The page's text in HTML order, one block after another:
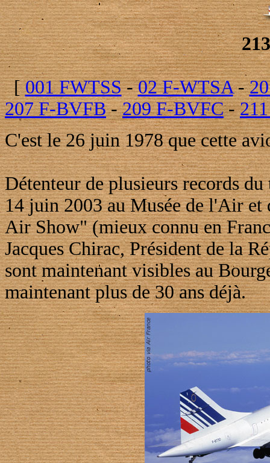
[001 FWTSS-02 F-WTSA-
207 F-BVFB-209 F-BVFC-
C'est le 26 juin 1978 que cette
Détenteur de plusieurs records
14 juin 2003 au Musée de l'Air et
Air Show" (mieux connu en
Jacques Chirac, Président de la
sont maintenant visibles au
maintenant plus de 30 ans déjà.